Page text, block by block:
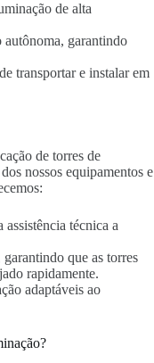
de alta
autônoma, garantindo
transportar e instalar em
de torres de
nossos equipamentos e
técnica a
que as torres
rapidamente.
adaptáveis ao